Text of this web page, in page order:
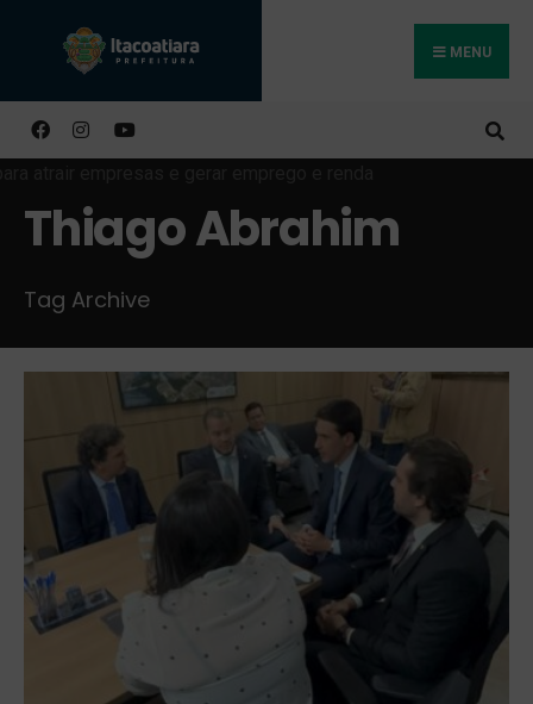
MENU
Thiago Abrahim
Tag Archive
Buscar